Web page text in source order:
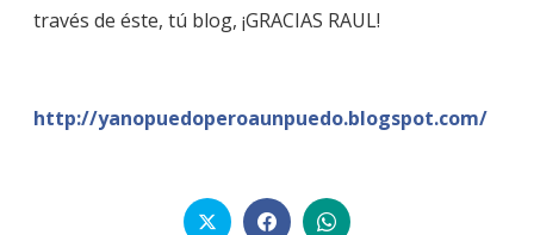
través de éste, tú blog, ¡GRACIAS RAUL!
http://yanopuedoperoaunpuedo.blogspot.com/